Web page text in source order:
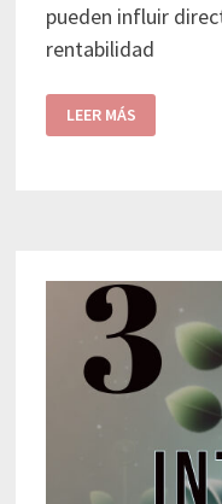
pueden influir
rentabilidad
LEER MÁS